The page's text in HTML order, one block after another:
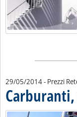
29/05/2014- Prezzi